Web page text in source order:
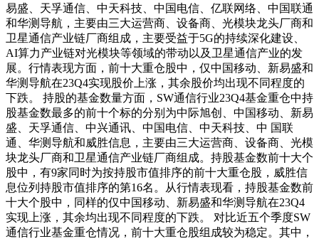
易盛、天孚通信、中天科技、中国电信、亿联网络、中国联通
和华测导航，主要由三大运营商、设备商、光模块龙头厂商和
卫星通信产业链厂商组成，主要受益于5G的持续深化建设、
AI算力产业链对光模块等领域的带动以及卫星通信产业的发
展。行情表现方面，前十大重仓股中，仅中国移动、新易盛和
华测导航在23Q4实现股价上涨，其余股价均出现不同程度的
下跌。 持股的基金数量方面，SW通信行业23Q4基金重仓中持
股基金数最多的前十个标的分别为中际旭创、中国移动、新易
盛、天孚通信、中兴通讯、中国电信、中天科技、中 国联
通、华测导航和威胜信息，主要由三大运营商、设备商、光模
块龙头厂商和卫星通信产业链厂商组成。持股基金数前十大个
股中，有9家同时为按持股市值排序的前十大重仓股，威胜信
息位列持股市值排序的第16名。从行情表现看，持股基金数前
十大个股中，同样的仅中国移动、新易盛和华测导航在23Q4
实现上涨，其余均出现不同程度的下跌。 对比近五个季度SW
通信行业基金重仓情况，前十大重仓股组成较为稳定。其中，